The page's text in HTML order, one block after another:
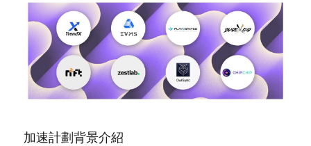
加速計劃背景介紹